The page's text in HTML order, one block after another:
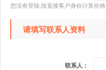
您没有登陆,按直接客户身份计算价格
请填写联系人资料
联系人：